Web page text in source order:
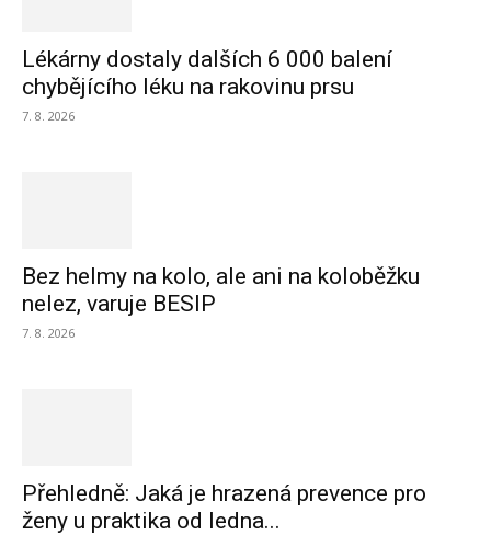
Lékárny dostaly dalších 6 000 balení
chybějícího léku na rakovinu prsu
7. 8. 2026
Bez helmy na kolo, ale ani na koloběžku
nelez, varuje BESIP
7. 8. 2026
Přehledně: Jaká je hrazená prevence pro
ženy u praktika od ledna...